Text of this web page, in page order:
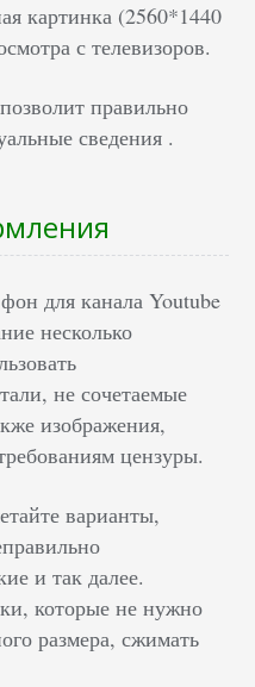
картинка (2560*1440
с телевизоров.
правильно
сведения .
для канала Youtube
несколько
не сочетаемые
изображения,
цензуры.
варианты,
и так далее.
которые не нужно
размера, сжимать